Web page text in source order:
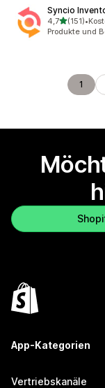
Syncio
4,7von 5
(151)
151 •
Produkte und
1
App-Kategorien
Vertriebskanäle